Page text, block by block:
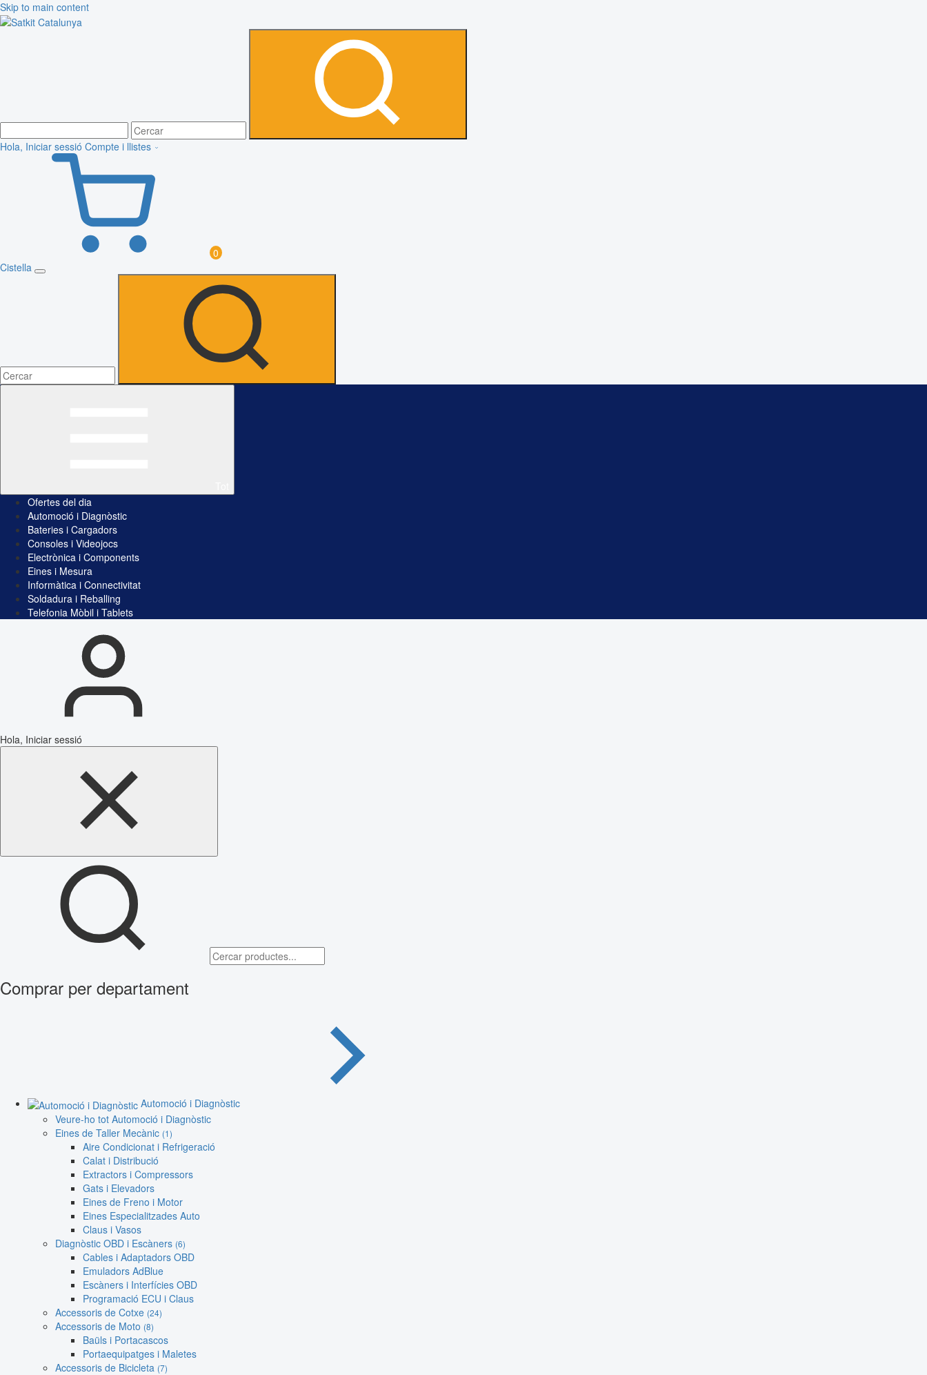
Skip to main content
Hola, Iniciar sessió Compte i llistes
0
Cistella
Ofertes del dia
Automoció i Diagnòstic
Bateries i Cargadors
Consoles i Videojocs
Electrònica i Components
Eines i Mesura
Informàtica i Connectivitat
Soldadura i Reballing
Telefonia Mòbil i Tablets
Hola, Iniciar sessió
Comprar per departament
Automoció i Diagnòstic
Veure-ho tot Automoció i Diagnòstic
Eines de Taller Mecànic (1)
Aire Condicionat i Refrigeració
Calat i Distribució
Extractors i Compressors
Gats i Elevadors
Eines de Freno i Motor
Eines Especialitzades Auto
Claus i Vasos
Diagnòstic OBD i Escàners (6)
Cables i Adaptadors OBD
Emuladors AdBlue
Escàners i Interfícies OBD
Programació ECU i Claus
Accessoris de Cotxe (24)
Accessoris de Moto (8)
Baüls i Portacascos
Portaequipatges i Maletes
Accessoris de Bicicleta (7)